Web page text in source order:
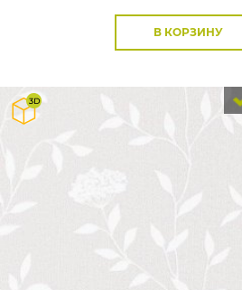
В КОРЗИНУ